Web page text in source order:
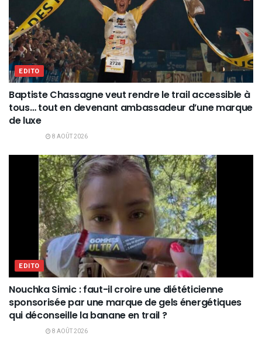
EDITO
Baptiste Chassagne veut rendre le trail accessible à
tous… tout en devenant ambassadeur d’une marque
de luxe
8 AOÛT 2026
EDITO
Nouchka Simic : faut-il croire une diététicienne
sponsorisée par une marque de gels énergétiques
qui déconseille la banane en trail ?
8 AOÛT 2026